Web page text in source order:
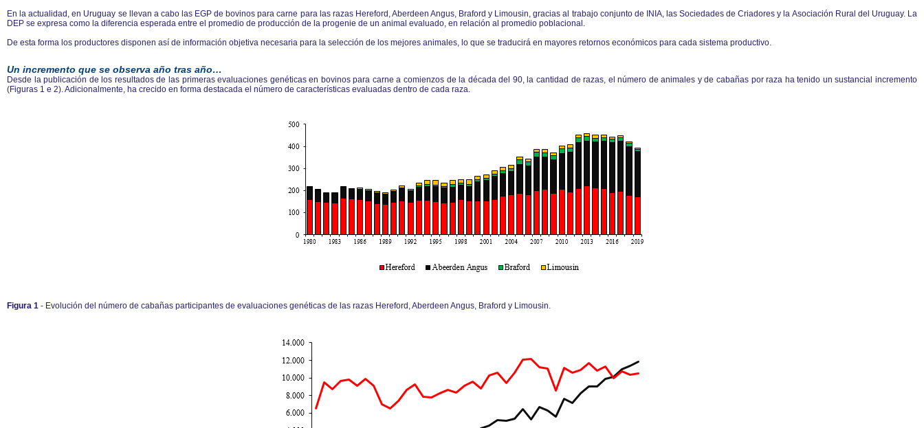
En la actualidad, en Uruguay se llevan a cabo las EGP de bovinos para carne para las razas Hereford, Aberdeen Angus, Braford y Limousin, gracias al trabajo conjunto de INIA, las Sociedades de Criadores y la Asociación Rural del Uruguay. La
DEP se expresa como la diferencia esperada entre el promedio de producción de la progenie de un animal evaluado, en relación al promedio poblacional.
De esta forma los productores disponen así de información objetiva necesaria para la selección de los mejores animales, lo que se traducirá en mayores retornos económicos para cada sistema productivo.
Un incremento que se observa año tras año…
Desde la publicación de los resultados de las primeras evaluaciones genéticas en bovinos para carne a comienzos de la década del 90, la cantidad de razas, el número de animales y de cabañas por raza ha tenido un sustancial incremento
(Figuras 1 e 2). Adicionalmente, ha crecido en forma destacada el número de características evaluadas dentro de cada raza.
Figura 1 - Evolución del número de cabañas participantes de evaluaciones genéticas de las razas Hereford, Aberdeen Angus, Braford y Limousin.